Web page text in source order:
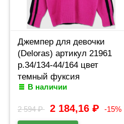
Джемпер для девочки
(Deloras) артикул 21961
р.34/134-44/164 цвет
темный фуксия
В наличии
2 594₽ 2 184,16 ₽ -15%